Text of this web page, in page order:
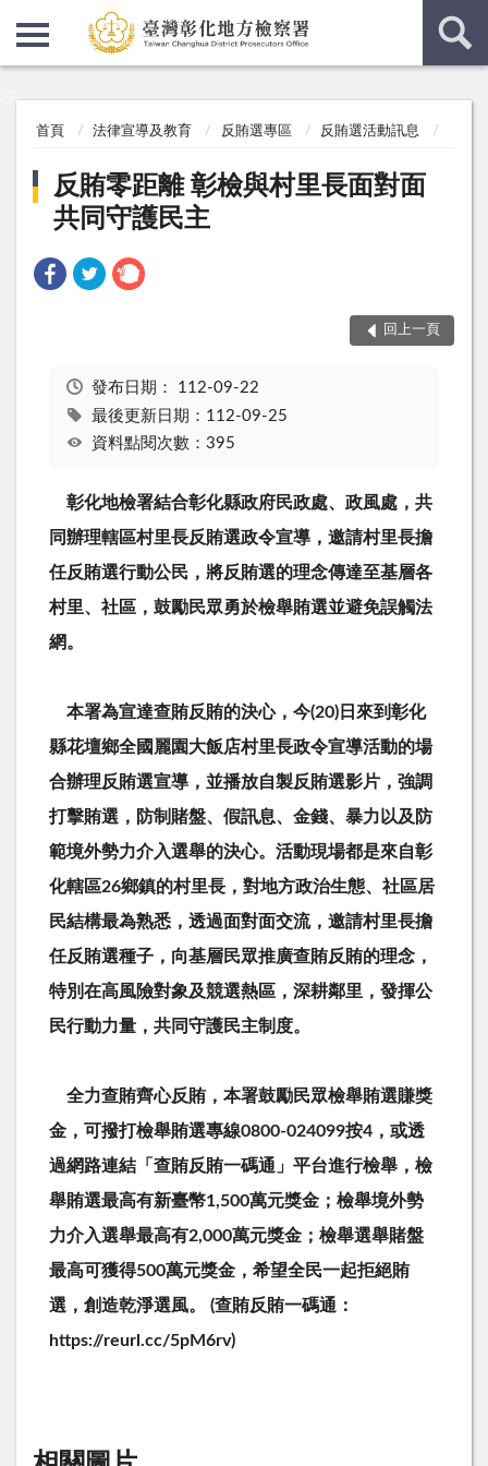
首頁 法律宣導及教育 反賄選專區 反賄選活動訊息
反賄零距離 彰檢與村里長面對面
共同守護民主
回上一頁
發布日期： 112-09-22
最後更新日期：112-09-25
資料點閱次數：395
彰化地檢署結合彰化縣政府民政處、政風處，共
同辦理轄區村里長反賄選政令宣導，邀請村里長擔
任反賄選行動公民，將反賄選的理念傳達至基層各
村里、社區，鼓勵民眾勇於檢舉賄選並避免誤觸法
網。
本署為宣達查賄反賄的決心，今(20) 日來到彰化
縣花壇鄉全國麗園大飯店村里長政令宣導活動的場
合辦理反賄選宣導，並播放自製反賄選影片，強調
打擊賄選，防制賭盤、假訊息、金錢、暴力以及防
範境外勢力介入選舉的決心。活動現場都是來自彰
化轄區26鄉鎮的村里長，對地方政治生態、社區居
民結構最為熟悉，透過面對面交流，邀請村里長擔
任反賄選種子，向基層民眾推廣查賄反賄的理念，
特別在高風險對象及競選熱區，深耕鄰里，發揮公
民行動力量，共同守護民主制度。
全力查賄齊心反賄，本署鼓勵民眾檢舉賄選賺獎
金，可撥打檢舉賄選專線0800-024099按4 ，或透
過網路連結「查賄反賄一碼通」平台進行檢舉，檢
舉賄選最高有新臺幣1,500萬元獎金；檢舉境外勢
力介入選舉最高有2,000萬元獎金；檢舉選舉賭盤
最高可獲得500萬元獎金，希望全民一起拒絕賄
選，創造乾淨選風。
(查賄反賄一碼通：
https://reurl.cc/5pM6rv)